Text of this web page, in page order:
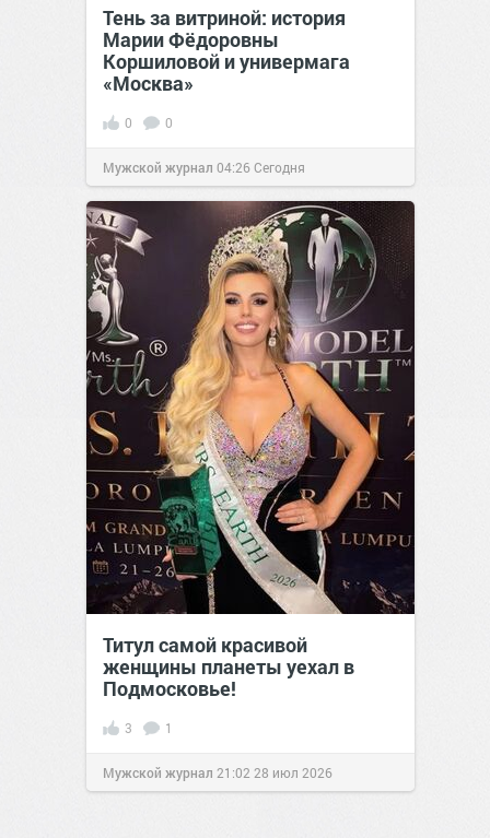
Тень за витриной: история
Марии Фёдоровны
Коршиловой и универмага
«Москва»
0 0
Мужской журнал 04:26Сегодня
Титул самой красивой
женщины планеты уехал в
Подмосковье!
3 1
Мужской журнал 21:02 28 июл 2026